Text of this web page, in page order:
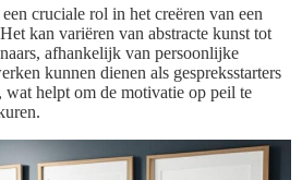
cruciale rol in het creëren van een
kan variëren van abstracte kunst tot
afhankelijk van persoonlijke
kunnen dienen als gespreksstarters
wat helpt om de motivatie op peil te